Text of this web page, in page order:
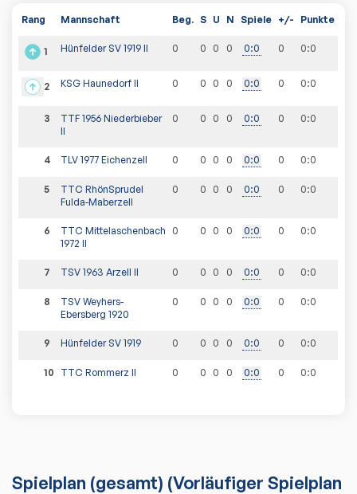
Rang Mannschaft Beg. S U N Spiele +/- Punkte
1 Hünfelder SV 1919 II 0 0 0 0 0:0 0 0:0
2 KSG Haunedorf II 0 0 0 0 0:0 0 0:0
3
TTF 1956 Niederbieber
II
0 0 0 0 0:0 0 0:0
4 TLV 1977 Eichenzell 0 0 0 0 0:0 0 0:0
5
TTC RhönSprudel
Fulda-Maberzell
0 0 0 0 0:0 0 0:0
6
TTC Mittelaschenbach
1972 II
0 0 0 0 0:0 0 0:0
7 TSV 1963 Arzell II 0 0 0 0 0:0 0 0:0
8
TSV Weyhers-
Ebersberg 1920
0 0 0 0 0:0 0 0:0
9 Hünfelder SV 1919 0 0 0 0 0:0 0 0:0
10 TTC Rommerz II 0 0 0 0 0:0 0 0:0
Spielplan (gesamt) (Vorläufiger Spielplan